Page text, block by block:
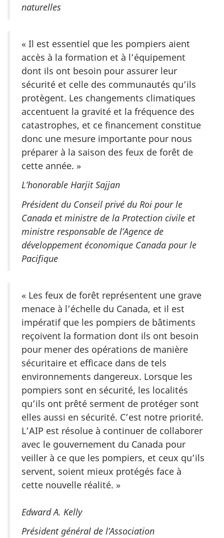
naturelles
« Il est essentiel que les pompiers aient
accès à la formation et à l’équipement
dont ils ont besoin pour assurer leur
sécurité et celle des communautés qu’ils
protègent. Les changements climatiques
accentuent la gravité et la fréquence des
catastrophes, et ce financement constitue
donc une mesure importante pour nous
préparer à la saison des feux de forêt de
cette année. »
L’honorable Harjit Sajjan
Président du Conseil privé du Roi pour le
Canada et ministre de la Protection civile et
ministre responsable de l’Agence de
développement économique Canada pour le
Pacifique
« Les feux de forêt représentent une grave
menace à l’échelle du Canada, et il est
impératif que les pompiers de bâtiments
reçoivent la formation dont ils ont besoin
pour mener des opérations de manière
sécuritaire et efficace dans de tels
environnements dangereux. Lorsque les
pompiers sont en sécurité, les localités
qu’ils ont prêté serment de protéger sont
elles aussi en sécurité. C’est notre priorité.
L’AIP est résolue à continuer de collaborer
avec le gouvernement du Canada pour
veiller à ce que les pompiers, et ceux qu’ils
servent, soient mieux protégés face à
cette nouvelle réalité. »
Edward A. Kelly
Président général de l’Association